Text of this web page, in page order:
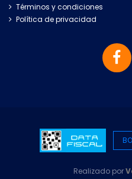
Términos y condiciones
Política de privacidad
Realizado por